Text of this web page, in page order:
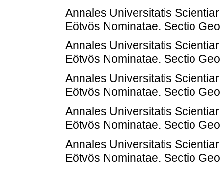
Annales Universitatis
Eötvös Nominatae. Sectio
Annales Universitatis
Eötvös Nominatae. Sectio
Annales Universitatis
Eötvös Nominatae. Sectio
Annales Universitatis
Eötvös Nominatae. Sectio
Annales Universitatis
Eötvös Nominatae. Sectio